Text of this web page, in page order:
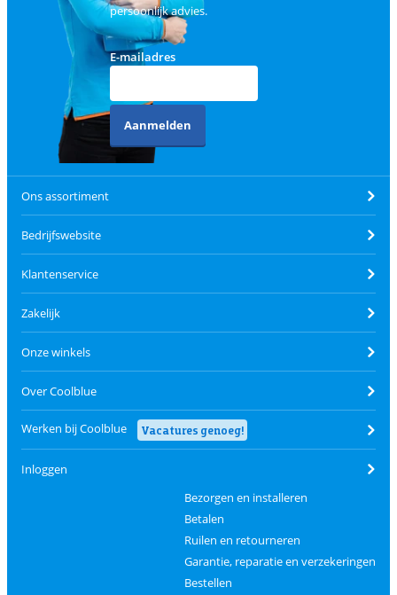
persoonlijk advies.
E-mailadres
Aanmelden
Ons assortiment
Bedrijfswebsite
Klantenservice
Zakelijk
Onze winkels
Over Coolblue
Werken bij Coolblue Vacatures genoeg!
Inloggen
Bezorgen en installeren
Betalen
Ruilen en retourneren
Garantie, reparatie en verzekeringen
Bestellen